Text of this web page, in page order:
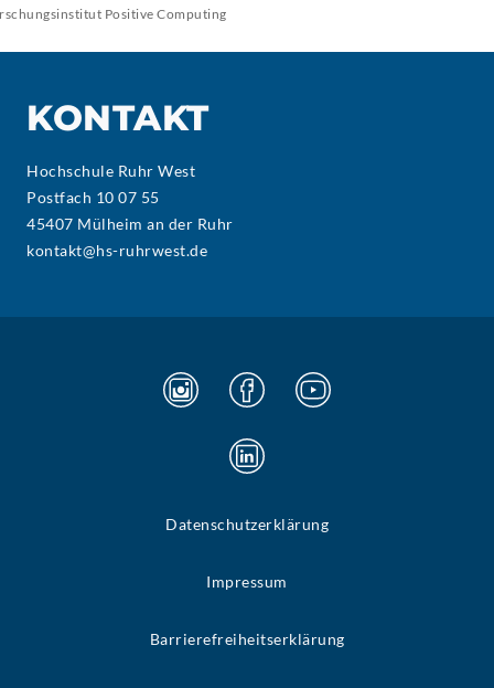
Positive Computing
KONTAKT
Hochschule Ruhr West
Postfach 10 07 55
45407 Mülheim an der Ruhr
kontakt@hs-ruhrwest.de
Datenschutzerklärung
Impressum
Barrierefreiheitserklärung